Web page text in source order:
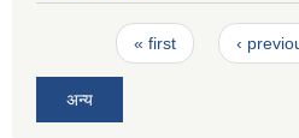
Pages« first ‹
अन्य